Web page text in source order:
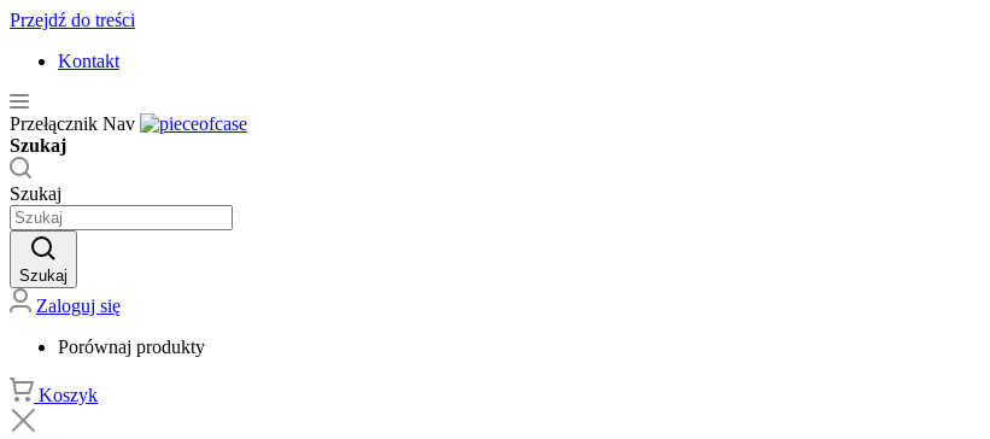
Przejdź do treści
Kontakt
Przełącznik Nav
Szukaj
Szukaj
Szukaj
Zaloguj się
Porównaj produkty
Koszyk